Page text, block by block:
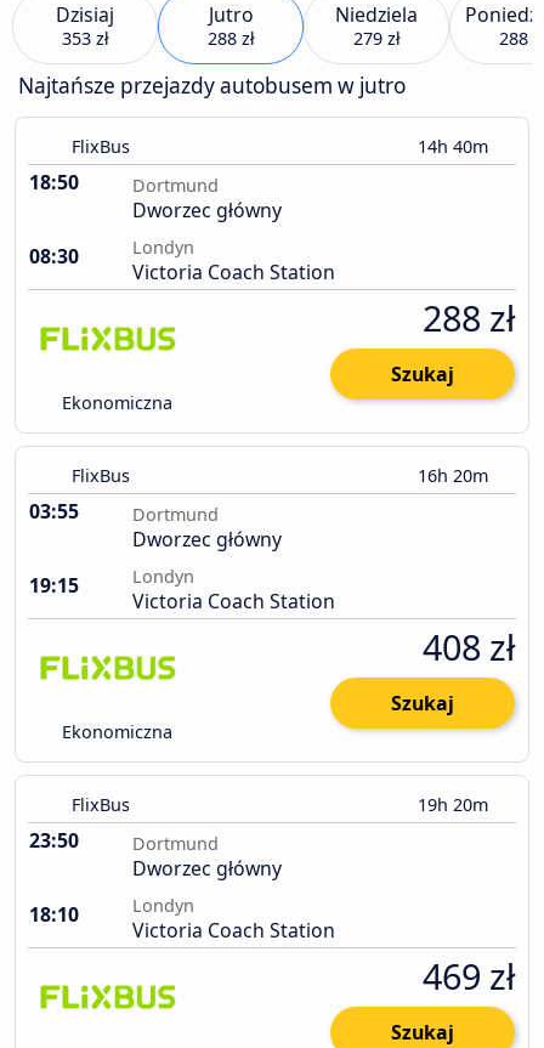
Dzisiaj
353 zł
Jutro
288 zł
Niedziela
279 zł 288
Najtańsze przejazdy autobusem w jutro
FlixBus 14h 40m
18:50 Dortmund
Dworzec główny
08:30
Londyn
Victoria Coach Station
Ekonomiczna
288 zł
Szukaj
FlixBus 16h 20m
03:55 Dortmund
Dworzec główny
19:15
Londyn
Victoria Coach Station
Ekonomiczna
408 zł
Szukaj
FlixBus 19h 20m
23:50 Dortmund
Dworzec główny
18:10
Londyn
Victoria Coach Station
469 zł
Szukaj